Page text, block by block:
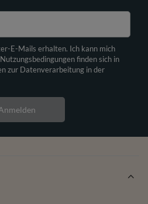
E-Mails erhalten. Ich kann mich
finden sich in
zur Datenverarbeitung in der